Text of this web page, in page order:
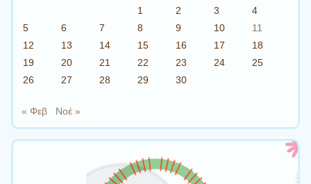
1
2 3
4
5
6 7 8 9 10
11
12
13 14 15 16 17
18
19
20 21 22 23 24
25
26
27 28 29 30
« Φεβ Νοέ »